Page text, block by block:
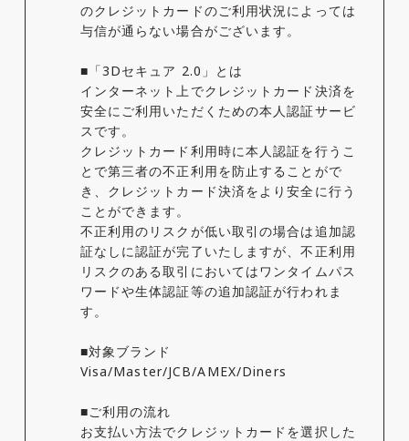
のクレジットカードのご利用状況によっては
与信が通らない場合がございます。
■「3Dセキュア 2.0」とは
インターネット上でクレジットカード決済を
安全にご利用いただくための本人認証サービ
スです。
クレジットカード利用時に本人認証を行うこ
とで第三者の不正利用を防止することがで
き、クレジットカード決済をより安全に行う
ことができます。
不正利用のリスクが低い取引の場合は追加認
証なしに認証が完了いたしますが、不正利用
リスクのある取引においてはワンタイムパス
ワードや生体認証等の追加認証が行われま
す。
■対象ブランド
Visa/Master/JCB/AMEX/Diners
■ご利用の流れ
お支払い方法でクレジットカードを選択した